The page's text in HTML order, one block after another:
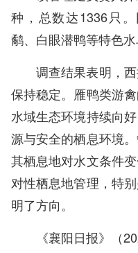
种，总数达1336只
鹬、白眼潜鸭等特色水
调查结果表明，
保持稳定。雁鸭类游
水域生态环境持续向
源与安全的栖息环境
其栖息地对水文条件
对性栖息地管理，特
明了方向。
《襄阳日报》（